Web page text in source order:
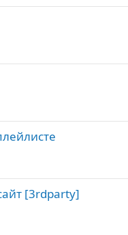
р
[3rdparty]